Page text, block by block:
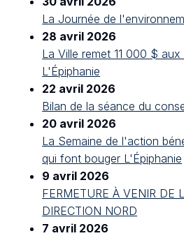
La Journée de
28 avril 2026
La Ville remet 11 000 $ aux
L'Épiphanie
22 avril 2026
Bilan de la séance du
20 avril 2026
La Semaine de l'action
qui font bouger L'Épiphanie
9 avril 2026
FERMETURE À VENIR DE
DIRECTION NORD
7 avril 2026